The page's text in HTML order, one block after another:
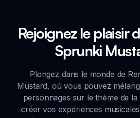
Rejoignez le plaisir
Sprunki
Plongez dans le monde de
Mustard, où vous pouvez
personnages sur le thème de
créer vos expériences